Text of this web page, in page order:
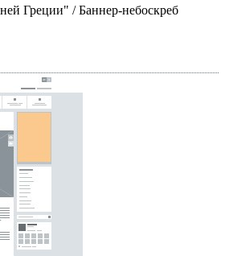
Греции" / Баннер-небоскреб